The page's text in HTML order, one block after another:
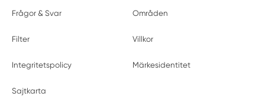
Frågor & Svar Områden
Filter Villkor
Integritetspolicy Märkesidentitet
Sajtkarta